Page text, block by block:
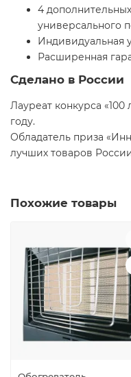
4
универсального
Индивидуальная
Расширенная
Сделано в России
Лауреат конкурса
году.
Обладатель приза
лучших товаров
Похожие товары